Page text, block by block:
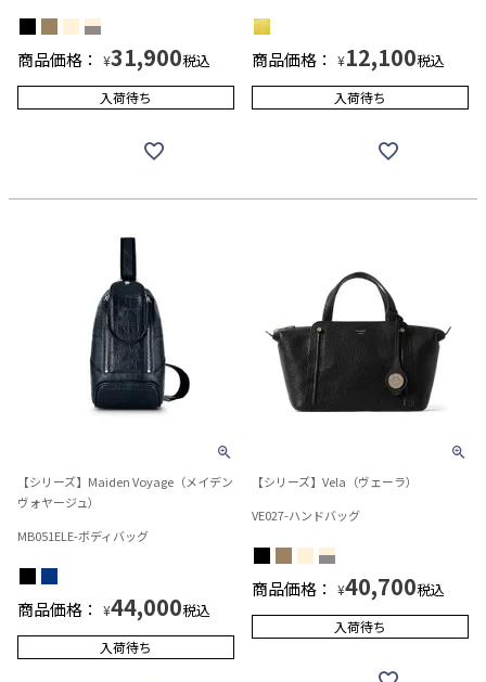
商品価格： ¥31,900税込
入荷待ち
商品価格： ¥12,100税込
入荷待ち
【シリーズ】Maiden Voyage（メイデン
ヴォヤージュ）
MB051ELE-ボディバッグ
商品価格： ¥44,000税込
入荷待ち
【シリーズ】Vela（ヴェーラ）
VE027-ハンドバッグ
商品価格： ¥40,700税込
入荷待ち